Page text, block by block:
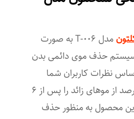
عینک UV سری HR (رفع موهای زائد) سری SR (جوانسازی پوست)
قابلیت‌های ابزار
تعویض سری
تجهیزات همراه
مدل T-۰۰۶ به‌ صورت
حذف موی دائمی بدن
نظرات کاربران شما
می‌توانید حدود ۸۰ درصد از موهای زائد را پس ‌از ۶
محصول به‌ منظور حذف